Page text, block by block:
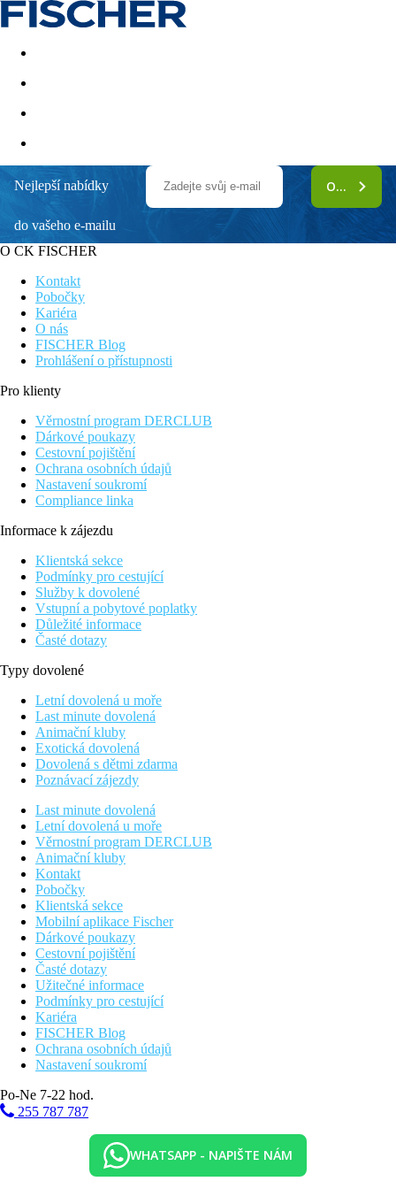
Akční nabídky Last minute
Nejlepší nabídky
do vašeho e-mailu
ODEBÍRAT
O CK FISCHER
Kontakt
Pobočky
Kariéra
O nás
FISCHER Blog
Prohlášení o přístupnosti
Pro klienty
Věrnostní program DERCLUB
Dárkové poukazy
Cestovní pojištění
Ochrana osobních údajů
Nastavení soukromí
Compliance linka
Informace k zájezdu
Klientská sekce
Podmínky pro cestující
Služby k dovolené
Vstupní a pobytové poplatky
Důležité informace
Časté dotazy
Typy dovolené
Letní dovolená u moře
Last minute dovolená
Animační kluby
Exotická dovolená
Dovolená s dětmi zdarma
Poznávací zájezdy
Last minute dovolená
Letní dovolená u moře
Věrnostní program DERCLUB
Animační kluby
Kontakt
Pobočky
Klientská sekce
Mobilní aplikace Fischer
Dárkové poukazy
Cestovní pojištění
Časté dotazy
Užitečné informace
Podmínky pro cestující
Kariéra
FISCHER Blog
Ochrana osobních údajů
Nastavení soukromí
Po-Ne 7-22 hod.
255 787 787
WHATSAPP - NAPIŠTE NÁM